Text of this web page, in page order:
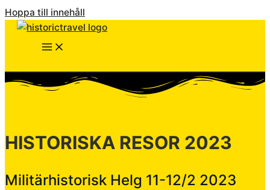
Hoppa till innehåll
HISTORISKA RESOR 2023
Militärhistorisk Helg 11-12/2 2023